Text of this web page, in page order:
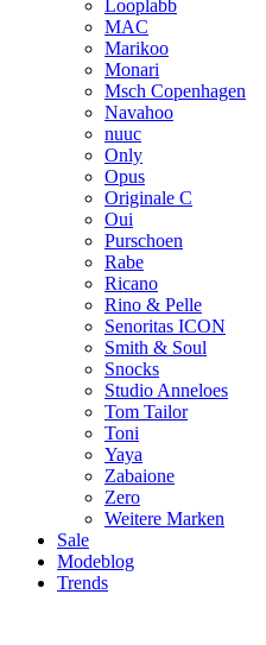
Looplabb
MAC
Marikoo
Monari
Msch Copenhagen
Navahoo
nuuc
Only
Opus
Originale C
Oui
Purschoen
Rabe
Ricano
Rino & Pelle
Senoritas ICON
Smith & Soul
Snocks
Studio Anneloes
Tom Tailor
Toni
Yaya
Zabaione
Zero
Weitere Marken
Sale
Modeblog
Trends